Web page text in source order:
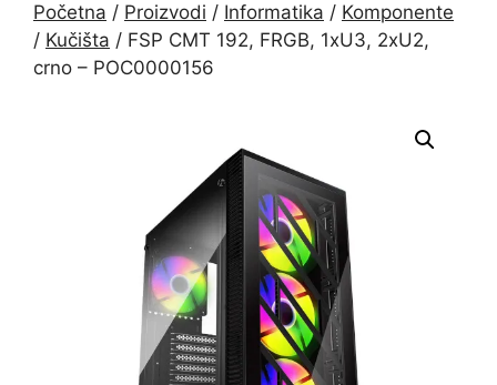
Početna / Proizvodi / Informatika / Komponente
/ Kučišta / FSP CMT 192, FRGB, 1xU3, 2xU2,
crno – POC0000156